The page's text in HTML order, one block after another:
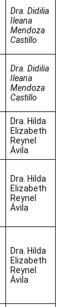
Dra. Didilia
Ileana
Mendoza
Castillo
Dra. Didilia
Ileana
Mendoza
Castillo
Dra. Hilda
Elizabeth
Reynel
Ávila
Dra. Hilda
Elizabeth
Reynel
Ávila
Dra. Hilda
Elizabeth
Reynel
Ávila